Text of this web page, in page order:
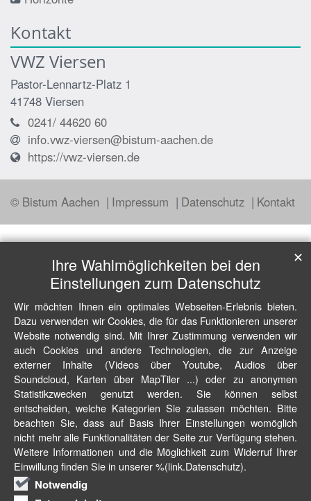
Kontakt
VWZ Viersen
Pastor-Lennartz-Platz 1
41748 Viersen
0241/ 44620 60
info.vwz-viersen@bistum-aachen.de
https://vwz-viersen.de
© Bistum Aachen Impressum Datenschutz Kontakt
Ihre Wahlmöglichkeiten bei den
Einstellungen zum Datenschutz
Wir möchten Ihnen ein optimales Webseiten-Erlebnis bieten.
Dazu verwenden wir Cookies, die für das Funktionieren unserer
Website notwendig sind. Mit Ihrer Zustimmung verwenden wir
auch Cookies und andere Technologien, die zur Anzeige
externer Inhalte (Videos über Youtube, Audios über
Soundcloud, Karten über MapTiler ...) oder zu anonymen
Statistikzwecken genutzt werden. Sie können selbst
entscheiden, welche Kategorien Sie zulassen möchten. Bitte
beachten Sie, dass auf Basis Ihrer Einstellungen womöglich
nicht mehr alle Funktionalitäten der Seite zur Verfügung stehen.
Weitere Informationen und die Möglichkeit zum Widerruf Ihrer
Einwillung finden Sie in unserer %(link.Datenschutz).
Notwendig
✕